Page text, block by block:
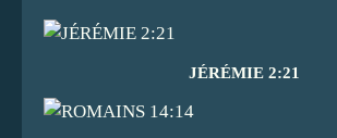
JÉRÉMIE 2:21